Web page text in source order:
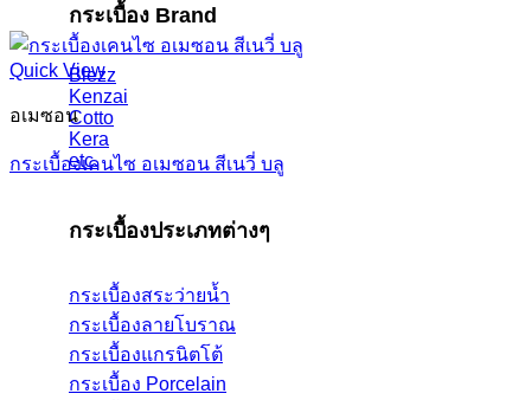
กระเบื้อง Brand
Blezz
Kenzai
Cotto
Kera
etc.
กระเบื้องประเภทต่างๆ
กระเบื้องสระว่ายน้ำ
กระเบื้องลายโบราณ
กระเบื้องแกรนิตโต้
กระเบื้อง Porcelain
Quick View
อเมซอน
กระเบื้องเคนไซ อเมซอน สีเนวี่ บลู